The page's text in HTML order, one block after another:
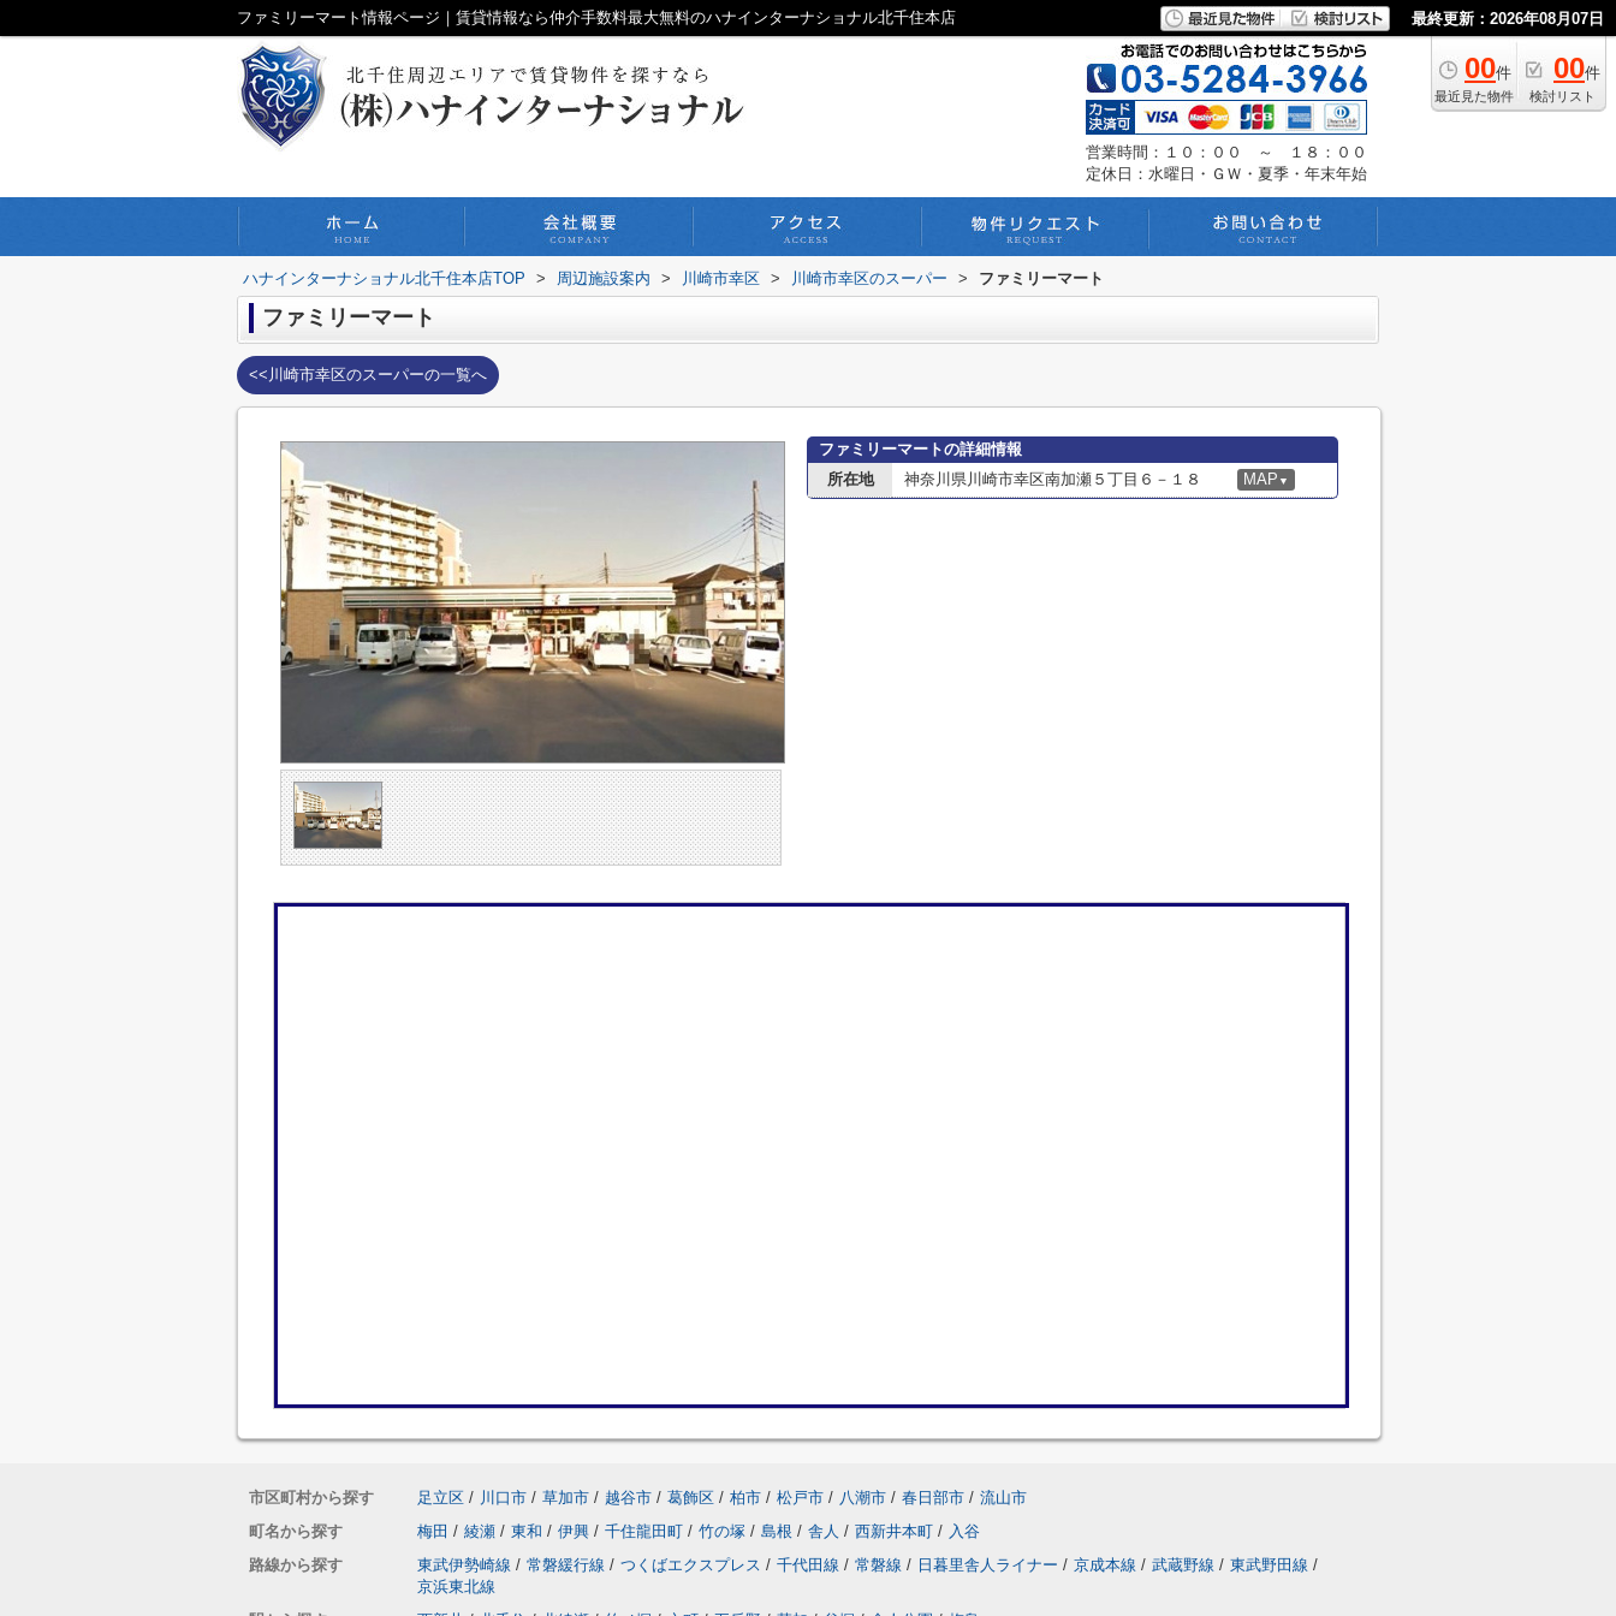
ファミリーマート情報ページ｜賃貸情報なら仲介手数料最大無料のハナインターナショナル北千住本店 最終更新：2026年08月07日
00件
最近見た物件
00件
検討リスト
営業時間：１０：００ ～ １８：００
定休日：水曜日・ＧＷ・夏季・年末年始
ハナインターナショナル北千住本店TOP > 周辺施設案内 > 川崎市幸区 > 川崎市幸区のスーパー > ファミリーマート
ファミリーマート
<<川崎市幸区のスーパーの一覧へ
ファミリーマートの詳細情報
所在地
神奈川県川崎市幸区南加瀬５丁目６－１８ MAP ▼
市区町村から探す 足立区 / 川口市 / 草加市 / 越谷市 / 葛飾区 / 柏市 / 松戸市 / 八潮市 / 春日部市 / 流山市
町名から探す
梅田 / 綾瀬 / 東和 / 伊興 / 千住龍田町 / 竹の塚 / 島根 / 舎人 / 西新井本町 / 入谷
路線から探す
東武伊勢崎線 / 常磐緩行線 / つくばエクスプレス / 千代田線 / 常磐線 / 日暮里舎人ライナー / 京成本線 / 武蔵野線 / 東武野田線 /
京浜東北線